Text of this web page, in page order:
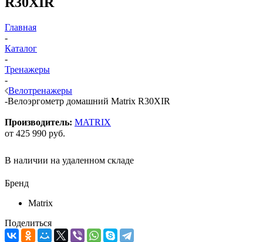
Главная
-
Каталог
-
Тренажеры
-
Велотренажеры
-Велоэргометр домашний Matrix R30XIR
Производитель: MATRIX
от 425 990 руб.
В наличии на удаленном складе
Бренд
Matrix
Поделиться